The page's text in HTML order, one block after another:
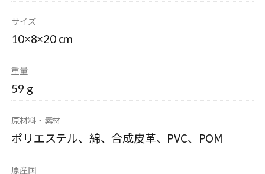
サイズ
10×8×20 cm
重量
59 g
原材料・素材
ポリエステル、綿、合成皮革、PVC、POM
原産国